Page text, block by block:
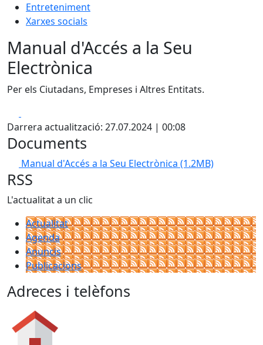
Entreteniment
Xarxes socials
Manual d'Accés a la Seu
Electrònica
Per els Ciutadans, Empreses i Altres Entitats.
Darrera actualització: 27.07.2024 | 00:08
Documents
Manual d'Accés a la Seu Electrònica (1.2MB)
RSS
L'actualitat a un clic
Actualitat
Agenda
Anuncis
Publicacions
Adreces i telèfons